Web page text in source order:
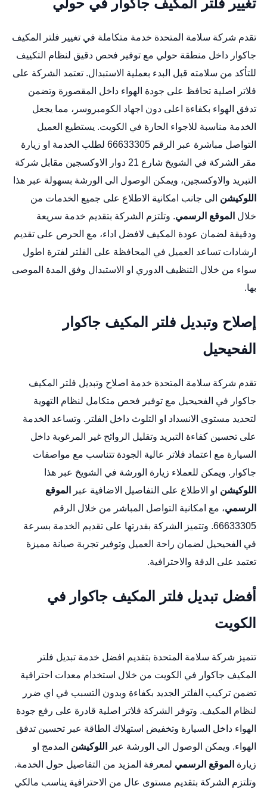
تغيير فلتر المكيف جاكوار في حولي
تقدم شركة سلامة المتحدة خدمة متكاملة في تغيير فلتر المكيف
جاكوار داخل منطقة حولي مع توفير فحص دقيق لنظام التكييف
للتأكد من سلامته قبل البدء بعملية الاستبدال. تعتمد الشركة على
فلاتر اصلية تحافظ على جودة الهواء داخل المقصورة وتضمن
تدفق الهواء بكفاءة اعلى دون اجهاد الكومبروسر، مما يجعل
الخدمة مناسبة للاجواء الحارة في الكويت. يستطيع العميل
التواصل مباشرة عبر الرقم 66633305 لطلب الخدمة او زيارة
مقر الشركة في الشويخ شارع 21 دوار الاوكسجين مقابل شركة
التبريد والاوكسجين، ويمكن الوصول الى الورشة بسهولة عبر هذا
اللوكيشن الى جانب امكانية الاطلاع على جميع الخدمات من
خلال الموقع الرسمي. وتلتزم الشركة بتقديم خدمة سريعة
ودقيقة لضمان عودة المكيف لافضل اداء، مع الحرص على تقديم
ارشادات تساعد العميل في المحافظة على الفلتر لفترة اطول
سواء من خلال التنظيف الدوري او الاستبدال وفق المدة الموصى
بها.
إصلاح وتبديل فلتر المكيف جاكوار
الفحيحيل
تقدم شركة سلامة المتحدة خدمة اصلاح وتبديل فلتر المكيف
جاكوار في الفحيحيل مع توفير فحص متكامل لنظام التهوية
لتحديد مستوى الانسداد او التلوث داخل الفلتر. وتساعد الخدمة
على تحسين كفاءة التبريد وتقليل الروائح غير المرغوبة داخل
السيارة مع اعتماد فلاتر عالية الجودة تتناسب مع مواصفات
جاكوار. ويمكن للعملاء زيارة الورشة في الشويخ عبر هذا
اللوكيشن او الاطلاع على التفاصيل الاضافية عبر
الموقع
الرسمي، مع امكانية التواصل المباشر من خلال الرقم
66633305. وتتميز الشركة بقدرتها على تقديم الخدمة بسرعة
في الفحيحيل لضمان راحة العميل وتوفير تجربة صيانة مميزة
تعتمد على الدقة والاحترافية.
أفضل تبديل فلتر المكيف جاكوار في
الكويت
تتميز شركة سلامة المتحدة بتقديم افضل خدمة تبديل فلتر
المكيف جاكوار في الكويت من خلال استخدام معدات احترافية
تضمن تركيب الفلتر الجديد بكفاءة وبدون التسبب في اي ضرر
لنظام المكيف. وتوفر الشركة فلاتر اصلية قادرة على رفع جودة
الهواء داخل السيارة وتخفيض استهلاك الطاقة عبر تحسين تدفق
الهواء. ويمكن الوصول الى الورشة عبر
اللوكيشن المدمج او
زيارة الموقع الرسمي لمعرفة المزيد من التفاصيل حول الخدمة.
وتلتزم الشركة بتقديم مستوى عال من الاحترافية يناسب مالكي